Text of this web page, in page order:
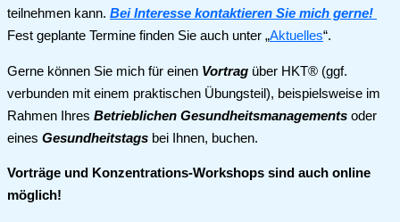
teilnehmen kann. Bei Interesse kontaktieren Sie mich gerne!
Fest geplante Termine finden Sie auch unter „Aktuelles“.
Gerne können Sie mich für einen Vortrag über HKT® (ggf.
verbunden mit einem praktischen Übungsteil), beispielsweise im
Rahmen Ihres Betrieblichen Gesundheitsmanagements oder
eines Gesundheitstags bei Ihnen, buchen.
Vorträge und Konzentrations-Workshops sind auch online
möglich!